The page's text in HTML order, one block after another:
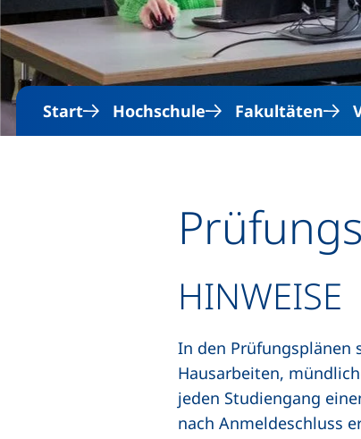
Start Hochschule Fakultäten
HINWEISE
In den Prüfungsplänen
Hausarbeiten,
jeden Studiengang
nach Anmeldeschluss